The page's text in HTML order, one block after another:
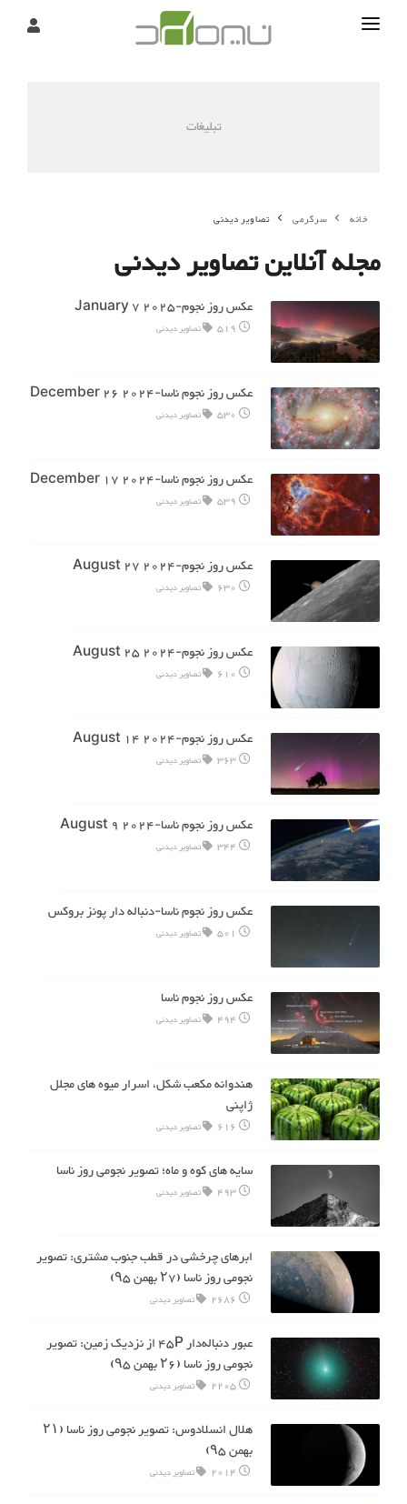
تبلیغات
خانه سرگرمی تصاویر دیدنی
مجله آنلاین تصاویر دیدنی
عکس روز نجوم-2025 January 7
519 تصاویر دیدنی
عکس روز نجوم ناسا-2024 December 26
530 تصاویر دیدنی
عکس روز نجوم ناسا-2024 December 17
539 تصاویر دیدنی
عکس روز نجوم-2024 August 27
630 تصاویر دیدنی
عکس روز نجوم-2024 August 25
610 تصاویر دیدنی
عکس روز نجوم-2024 August 14
363 تصاویر دیدنی
عکس روز نجوم ناسا-2024 August 9
344 تصاویر دیدنی
عکس روز نجوم ناسا-دنباله دار پونز بروکس
501 تصاویر دیدنی
عکس روز نجوم ناسا
494 تصاویر دیدنی
هندوانه مکعب شکل، اسرار میوه های مجلل
ژاپنی
616 تصاویر دیدنی
سایه های کوه و ماه؛ تصویر نجومی روز ناسا
493 تصاویر دیدنی
ابرهای چرخشی در قطب جنوب مشتری: تصویر
نجومی روز ناسا (۲7 بهمن ۹۵)
2686 تصاویر دیدنی
عبور دنباله‌دار ۴۵P از نزدیک زمین: تصویر
نجومی روز ناسا (۲6 بهمن ۹۵)
2205 تصاویر دیدنی
هلال انسلادوس: تصویر نجومی روز ناسا (۲۱
بهمن ۹۵)
2014 تصاویر دیدنی